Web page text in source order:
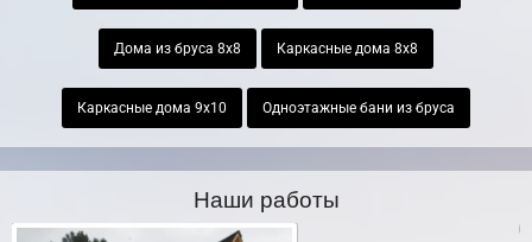
Дома из бруса 8х8 Каркасные дома 8х8
Каркасные дома 9х10 Одноэтажные бани из бруса
Наши работы